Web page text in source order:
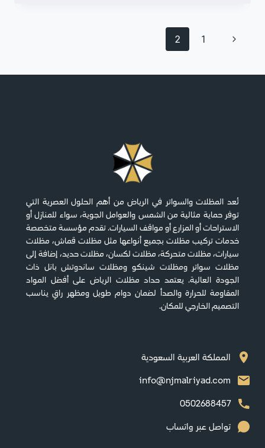
تنقل
الصفحة
1
2
تُعد المظلات والسواتر في الرياض من أهم الحلول العصرية التي
توفر حماية مثالية من الشمس والعوامل الجوية، سواء للمنازل أو
الاستراحات أو المزارع أو مواقف السيارات. تقدم مؤسسة متخصصة
خدمات تركيب مظلات بجميع أنواعها مثل مظلات قماش، مظلات
سيارات، مظلات متحركة، مظلات لكسان، مظلات حديد، إضافة إلى
مظلات سواتر ومظلات شينكو ومظلات ساندوتش بانل ذات
الجودة العالية. يعتمد حداد مظلات الرياض على أفضل المواد
المقاومة للحرارة والصدأ لضمان دوام طويل ومظهر راقٍ يناسب
التصميم الخارجي للمكان.
المملكة العربية السعودية
info@njmalriyad.com
0502688457
تواصل عبر واتساب